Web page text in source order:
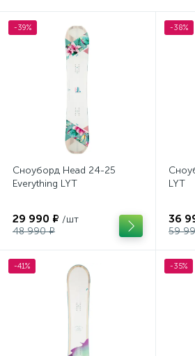
-39%
Сноуборд Head 24-25
Everything LYT
29 990 ₽ /шт
48 990 ₽
-38%
LYT
36
59
-41% -35%